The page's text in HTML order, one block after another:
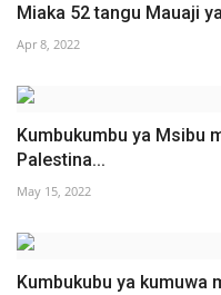
Miaka 52 tangu Mauaji
Apr 8, 2022
Kumbukumbu ya Msibu
Palestina...
May 15, 2022
Kumbukubu ya kumuwa